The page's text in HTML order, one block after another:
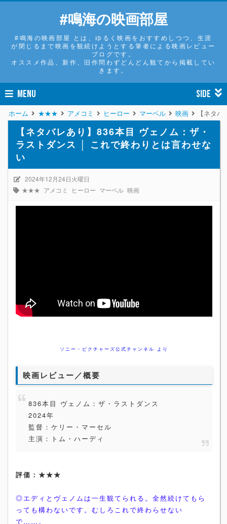
#鳴海の映画部屋
#鳴海の映画部屋 とは、ゆるく映画をおすすめしつつ、生涯
が閉じるまで映画を観続けようとする筆者による映画レビュー
ブログです。
オススメ作品、新作、旧作問わずどんどん観てから掲載してい
きます。
MENU SIDE
ホーム ★★★ アメコミ ヒーロー マーベル 映画 【ネタ
【ネタバレあり】836本目 ヴェノム：ザ・
ラストダンス │ これで終わりとは言わせな
い
2024年12月24日火曜日
★★★ アメコミ ヒーロー マーベル 映画
ソニー・ピクチャーズ公式チャンネル より
映画レビュー／概要
836本目 ヴェノム：ザ・ラストダンス
2024年
監督：ケリー・マーセル
主演：トム・ハーディ
評価：★★★
◎エディとヴェノムは一生観てられる。全然続けてもら
っても構わないです。むしろこれで終わらせない
で……。